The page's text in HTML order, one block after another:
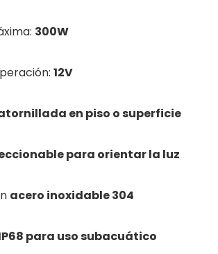
300W
12V
en piso o superficie
para orientar la luz
acero inoxidable 304
para uso subacuático